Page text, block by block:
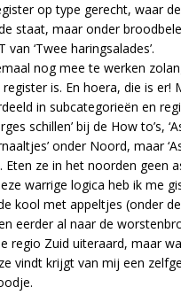
op type gerecht, waar
staat, maar onder
van ‘Twee haringsalades’.
nog mee te werken
is. En hoera, die is er!
in subcategorieën en
schillen’ bij de How to’s,
onder Noord, maar
Eten ze in het noorden geen
warrige logica heb ik me
kool met appeltjes (onder
eerder al naar de
regio Zuid uiteraard, maar
vindt krijgt van mij een